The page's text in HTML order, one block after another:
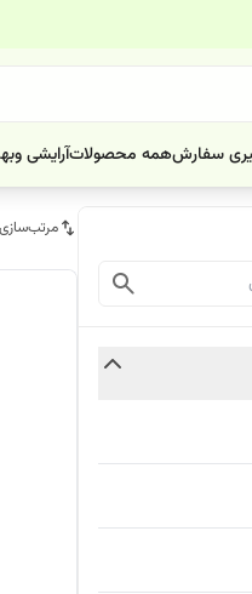
سفارشهمه محصولاتآرایشی